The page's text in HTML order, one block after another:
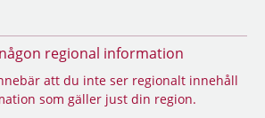
regional information
att du inte ser regionalt innehåll
som gäller just din region.